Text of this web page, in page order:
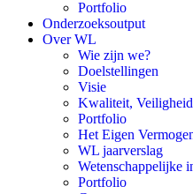
Portfolio
Onderzoeksoutput
Over WL
Wie zijn we?
Doelstellingen
Visie
Kwaliteit,
Portfolio
Het Eigen
WL jaarverslag
Wetenschappelijke
Portfolio